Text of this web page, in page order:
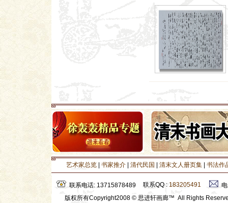
艺术家总览 书家推介 清代民国 清末文人册页集 书法作
联系电话: 13715878489 联系QQ : 183205491
版权所有Copyright2008 © 思进轩画廊™ All Rights